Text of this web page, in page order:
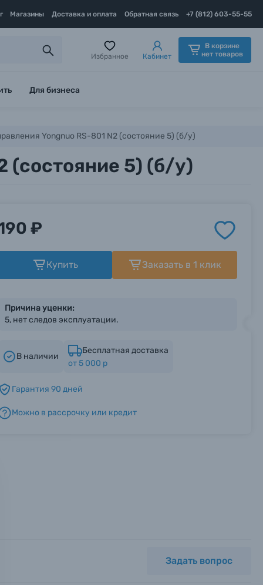
Магазины Доставка и оплата Обратная связь +7 (812) 603-55-55
Избранное Кабинет
В корзине
нет товаров
Для бизнеса
Yongnuo RS-801 N2 (состояние 5) (б/у)
(состояние 5) (б/у)
с
₽
Купить Заказать в 1 клик
Причина уценки:
5, нет следов эксплуатации.
В наличии
Бесплатная доставка
от 5 000 р
Гарантия 90 дней
Можно в рассрочку или кредит
Задать вопрос